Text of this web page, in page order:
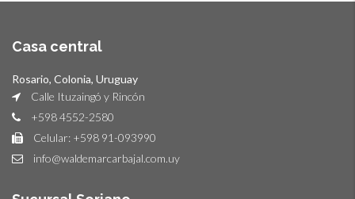
Casa central
Rosario, Colonia, Uruguay
Calle Ituzaingó y Rincón
+598 4552-2580
Celular: +598 91-093990
info@waldemarcarbajal.com.uy